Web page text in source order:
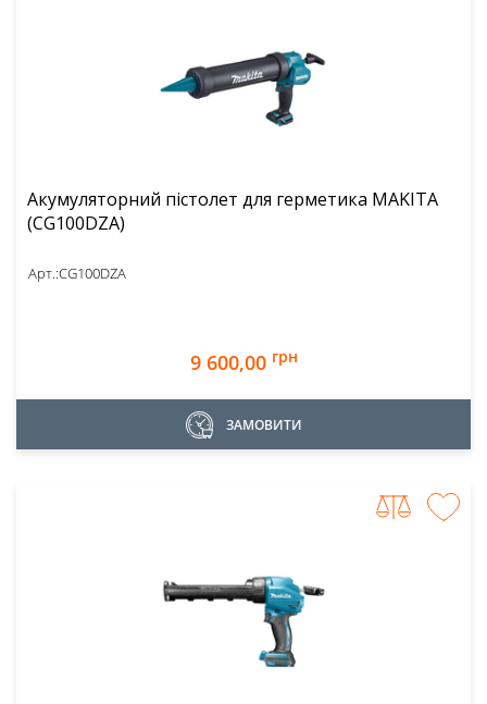
Акумуляторний пістолет для герметика MAKITA
(CG100DZA)
Арт.:CG100DZA
9 600,00 грн
ЗАМОВИТИ